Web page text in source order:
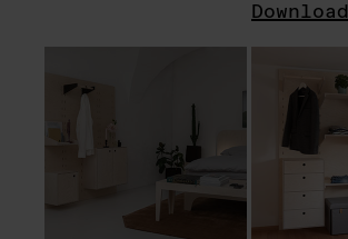
Download